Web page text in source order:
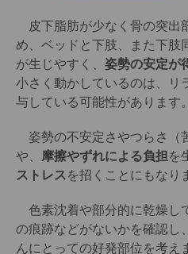
皮下脂肪が少なく骨の突出
め、ベッドと下肢、また下肢
が生じやすく、 姿勢の安定が
小さく動かしているのは、リ
与している可能性があります。
姿勢の不安定さやつらさ（
や、
摩擦やずれによる負担 を
ストレス を招くことにもなり
色素沈着や部分的に乾燥し
の痕跡などがないかを確認し
んにとっての好発部位を考え